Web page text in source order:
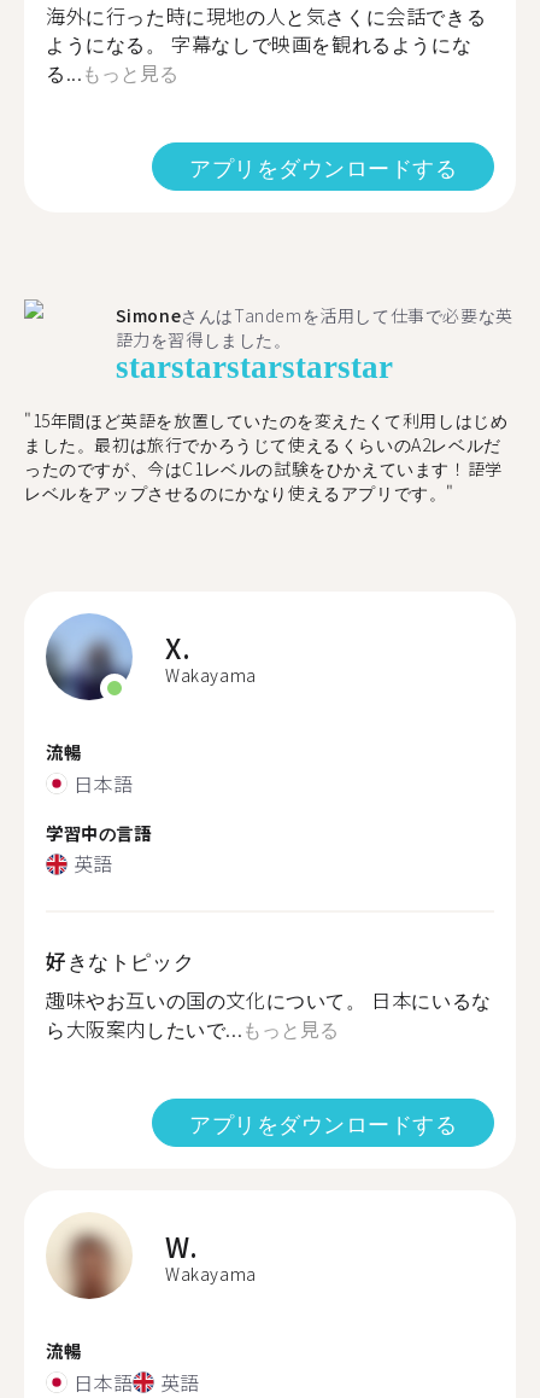
海外に行った時に現地の人と気さくに会話できる
ようになる。 字幕なしで映画を観れるようにな
る...もっと見る
アプリをダウンロードする
SimoneさんはTandemを活用して仕事で必要な英
語力を習得しました。
starstarstarstarstar
"15年間ほど英語を放置していたのを変えたくて利用しはじめ
ました。最初は旅行でかろうじて使えるくらいのA2レベルだ
ったのですが、今はC1レベルの試験をひかえています！語学
レベルをアップさせるのにかなり使えるアプリです。"
X.
Wakayama
流暢
日本語
学習中の言語
英語
好きなトピック
趣味やお互いの国の文化について。 日本にいるな
ら大阪案内したいで...もっと見る
アプリをダウンロードする
W.
Wakayama
流暢
日本語 英語